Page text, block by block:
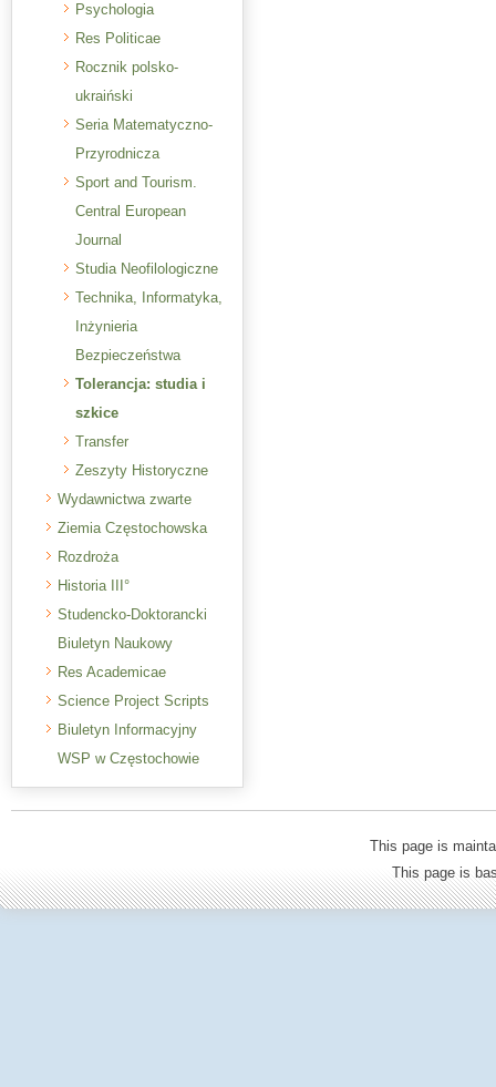
Psychologia
Res Politicae
Rocznik polsko-
ukraiński
Seria Matematyczno-
Przyrodnicza
Sport and Tourism.
Central European
Journal
Studia Neofilologiczne
Technika, Informatyka,
Inżynieria
Bezpieczeństwa
Tolerancja: studia i
szkice
Transfer
Zeszyty Historyczne
Wydawnictwa zwarte
Ziemia Częstochowska
Rozdroża
Historia III°
Studencko-Doktorancki
Biuletyn Naukowy
Res Academicae
Science Project Scripts
Biuletyn Informacyjny
WSP w Częstochowie
This page is
This page is